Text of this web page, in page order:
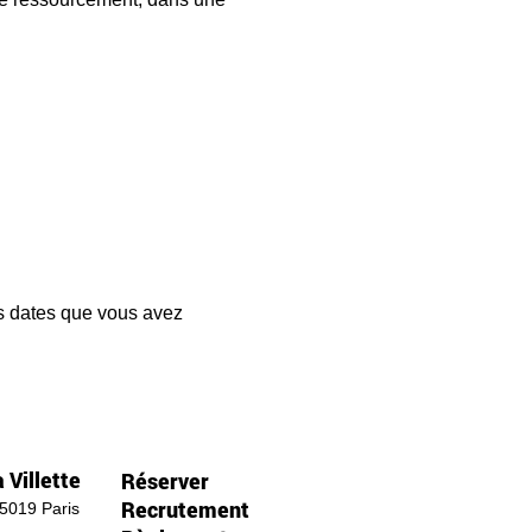
dates que vous avez
Villette
Paris
Réserver
Recrutement